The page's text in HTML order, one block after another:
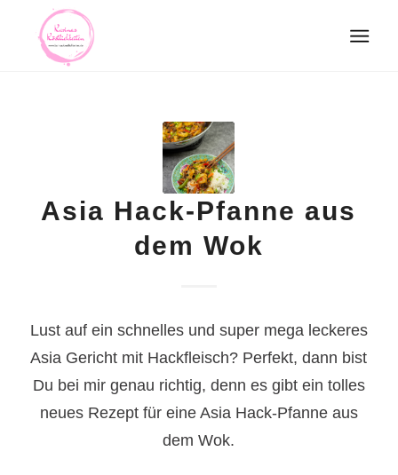
Asia Hack-Pfanne aus
dem Wok
Lust auf ein schnelles und super mega leckeres
Asia Gericht mit Hackfleisch? Perfekt, dann bist
Du bei mir genau richtig, denn es gibt ein tolles
neues Rezept für eine Asia Hack-Pfanne aus
dem Wok.